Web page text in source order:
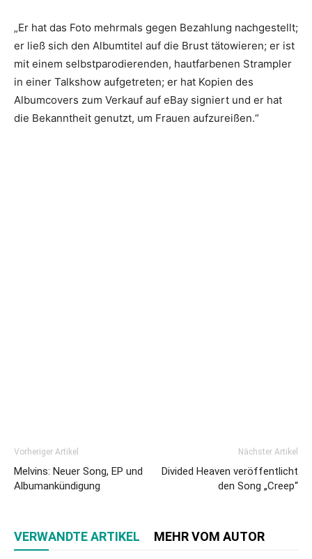
„Er hat das Foto mehrmals gegen Bezahlung nachgestellt;
er ließ sich den Albumtitel auf die Brust tätowieren; er ist
mit einem selbstparodierenden, hautfarbenen Strampler
in einer Talkshow aufgetreten; er hat Kopien des
Albumcovers zum Verkauf auf eBay signiert und er hat
die Bekanntheit genutzt, um Frauen aufzureißen.“
Vorheriger Artikel
Melvins: Neuer Song, EP und
Albumankündigung
Nächster Artikel
Divided Heaven veröffentlicht
den Song „Creep“
VERWANDTE ARTIKEL MEHR VOM AUTOR